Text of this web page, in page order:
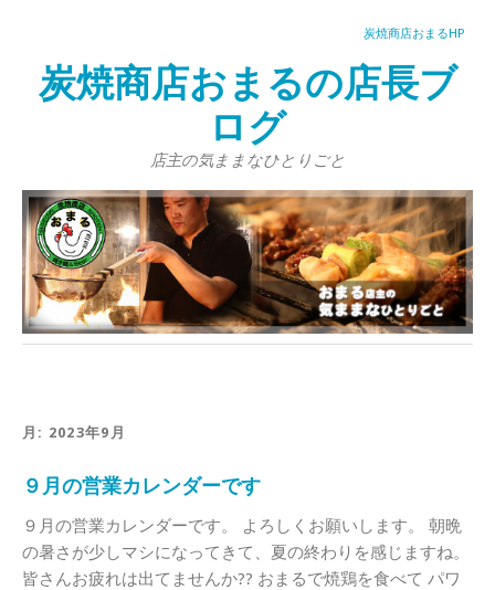
炭焼商店おまるHP
炭焼商店おまるの店長ブ
ログ
店主の気ままなひとりごと
月: 2023年9月
９月の営業カレンダーです
９月の営業カレンダーです。 よろしくお願いします。 朝晩
の暑さが少しマシになってきて、夏の終わりを感じますね。
皆さんお疲れは出てませんか?? おまるで焼鶏を食べて パワ